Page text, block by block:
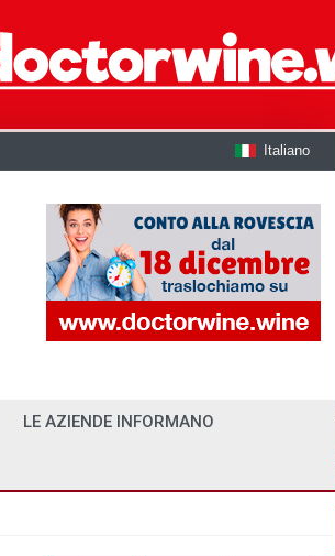
Italiano
LE AZIENDE INFORMANO